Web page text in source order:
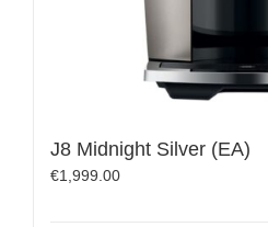
J8 Midnight Silver (EA)
€1,999.00